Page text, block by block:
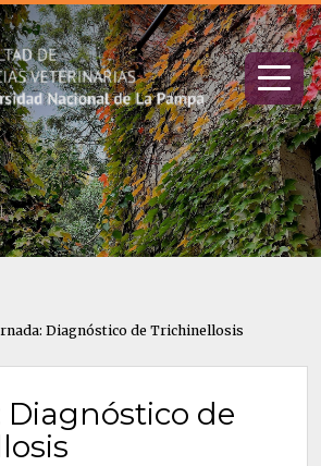
Diagnóstico de Trichinellosis
Diagnóstico de